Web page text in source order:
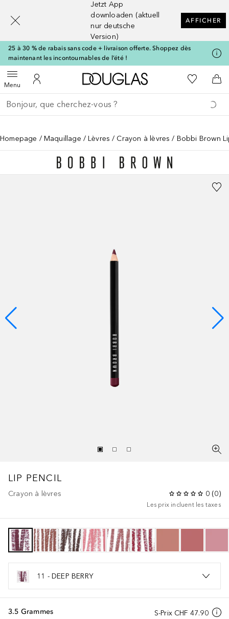
Jetzt App
downloaden (aktuell
nur deutsche
Version)
AFFICHER
25 à 30 % de rabais sans code + livraison offerte. Shoppez dès
maintenant les incontournables de l’été !
MenuOuvrir le menuVers Mon Compte
Vers l'accueil Douglas
Vers Ma
Retourner
Exécuter la recherche
Homepage Maquillage Lèvres Crayon à lèvres Bobbi Brown
LIP PENCIL
Crayon à lèvres 0 (0)
Les prix incluent les taxes
11 - DEEP BERRY
S-Prix CHF 47.90
3.5 Grammes
[navigation.slideout.screenreader]